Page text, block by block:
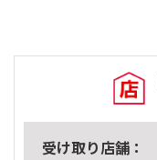
受け取り店舗：